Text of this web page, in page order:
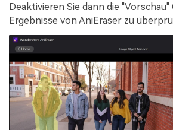
Deaktivieren Sie dann die
Ergebnisse von AniEraser zu